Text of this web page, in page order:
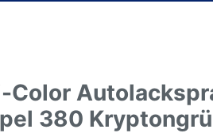
Color
380